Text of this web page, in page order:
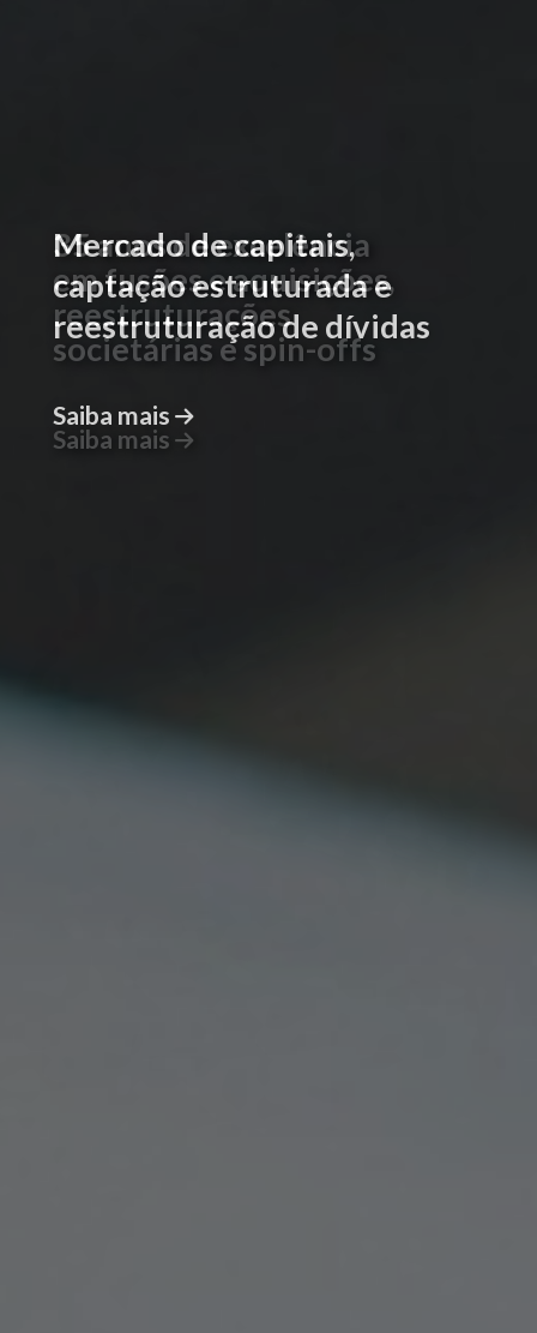
Mercado de capitais,
captação estruturada e
reestruturação de dívidas
Saiba mais